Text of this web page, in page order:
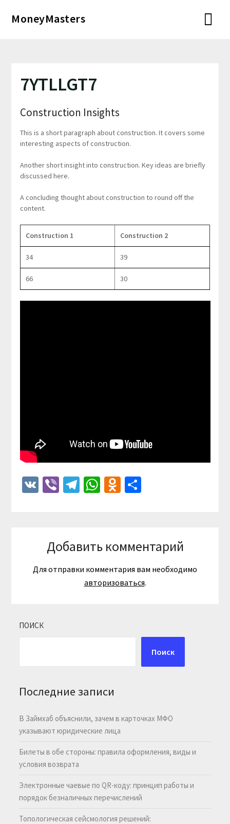
MoneyMasters
7YTLLGT7
Construction Insights
This is a short paragraph about construction. It covers some
interesting aspects of construction.
Another short insight into construction. Key ideas are briefly
discussed here.
A concluding thought about construction to round off the
content.
Construction 1 Construction 2
34 39
66 30
VKViberTelegram
WhatsApp
Odnoklassniki
Отправить
Добавить комментарий
Для отправки комментария вам необходимо
авторизоваться.
ПОИСК
Поиск
Последние записи
В Займхаб объяснили, зачем в карточках МФО
указывают юридические лица
Билеты в обе стороны: правила оформления, виды и
условия возврата
Электронные чаевые по QR-коду: принцип работы и
порядок безналичных перечислений
Топологическая сейсмология решений: